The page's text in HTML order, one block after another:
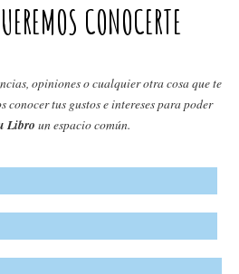
CONOCERTE
opiniones o cualquier otra cosa que te
conocer tus gustos e intereses para poder
Libro un espacio común.